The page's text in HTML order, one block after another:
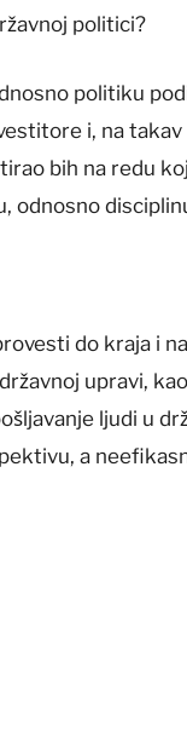
politici?
politiku
i, na takav
bih na redu
odnosno
do kraja i
upravi,
ljudi u
a